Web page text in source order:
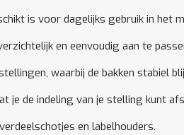
is voor dagelijks gebruik in het
en eenvoudig aan te
waarbij de bakken stabiel
je de indeling van je stelling kunt
en labelhouders.